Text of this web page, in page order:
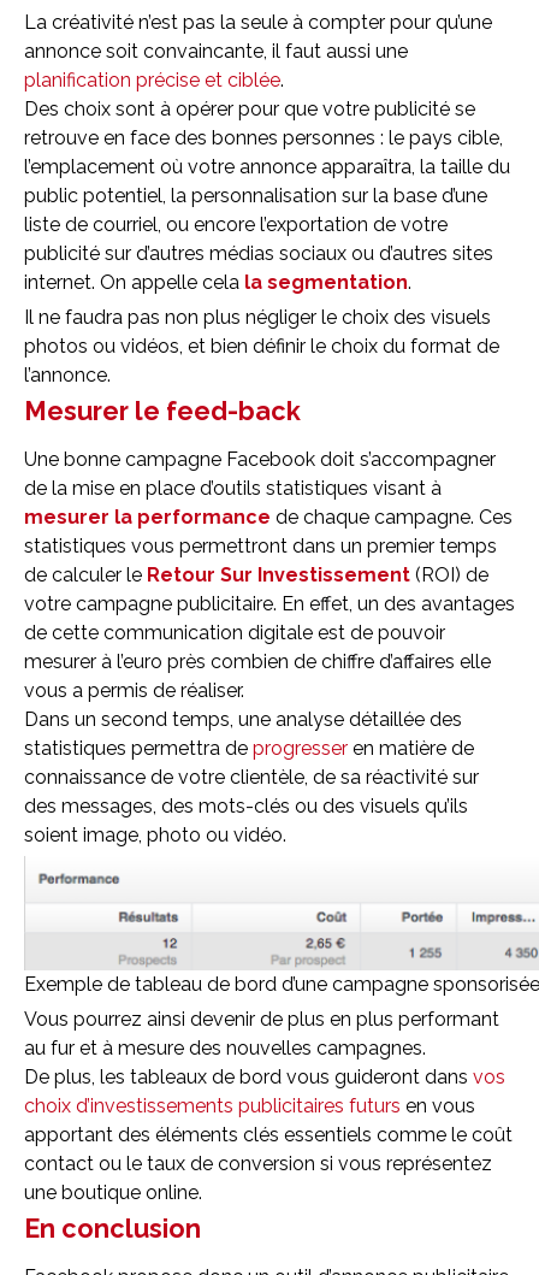
La créativité n’est pas la seule à compter pour qu’une
annonce soit convaincante, il faut aussi une
planification précise et ciblée.
Des choix sont à opérer pour que votre publicité se
retrouve en face des bonnes personnes : le pays cible,
l’emplacement où votre annonce apparaîtra, la taille du
public potentiel, la personnalisation sur la base d’une
liste de courriel, ou encore l’exportation de votre
publicité sur d’autres médias sociaux ou d’autres sites
internet. On appelle cela la segmentation.
Il ne faudra pas non plus négliger le choix des visuels
photos ou vidéos, et bien définir le choix du format de
l’annonce.
Mesurer le feed-back
Une bonne campagne Facebook doit s’accompagner
de la mise en place d’outils statistiques visant à
mesurer la performance de chaque campagne. Ces
statistiques vous permettront dans un premier temps
de calculer le Retour Sur Investissement (ROI) de
votre campagne publicitaire. En effet, un des avantages
de cette communication digitale est de pouvoir
mesurer à l’euro près combien de chiffre d’affaires elle
vous a permis de réaliser.
Dans un second temps, une analyse détaillée des
statistiques permettra de progresser en matière de
connaissance de votre clientèle, de sa réactivité sur
des messages, des mots-clés ou des visuels qu’ils
soient image, photo ou vidéo.
Exemple de tableau de bord d’une campagne
Vous pourrez ainsi devenir de plus en plus performant
au fur et à mesure des nouvelles campagnes.
De plus, les tableaux de bord vous guideront dans vos
choix d’investissements publicitaires futurs en vous
apportant des éléments clés essentiels comme le coût
contact ou le taux de conversion si vous représentez
une boutique online.
En conclusion